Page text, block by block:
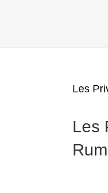
Les
Les